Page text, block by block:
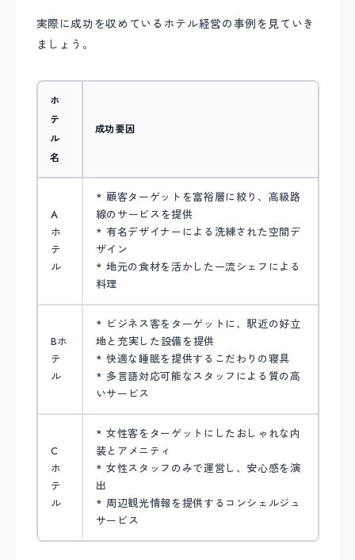
実際に成功を収めているホテル経営の事例を見ていき
ましょう。
ホ
テ
ル
名
成功要因
A
ホ
テ
ル
* 顧客ターゲットを富裕層に絞り、高級路
線のサービスを提供
* 有名デザイナーによる洗練された空間デ
ザイン
* 地元の食材を活かした一流シェフによる
料理
Bホ
テ
ル
* ビジネス客をターゲットに、駅近の好立
地と充実した設備を提供
* 快適な睡眠を提供するこだわりの寝具
* 多言語対応可能なスタッフによる質の高
いサービス
C
ホ
テ
ル
* 女性客をターゲットにしたおしゃれな内
装とアメニティ
* 女性スタッフのみで運営し、安心感を演
出
* 周辺観光情報を提供するコンシェルジュ
サービス